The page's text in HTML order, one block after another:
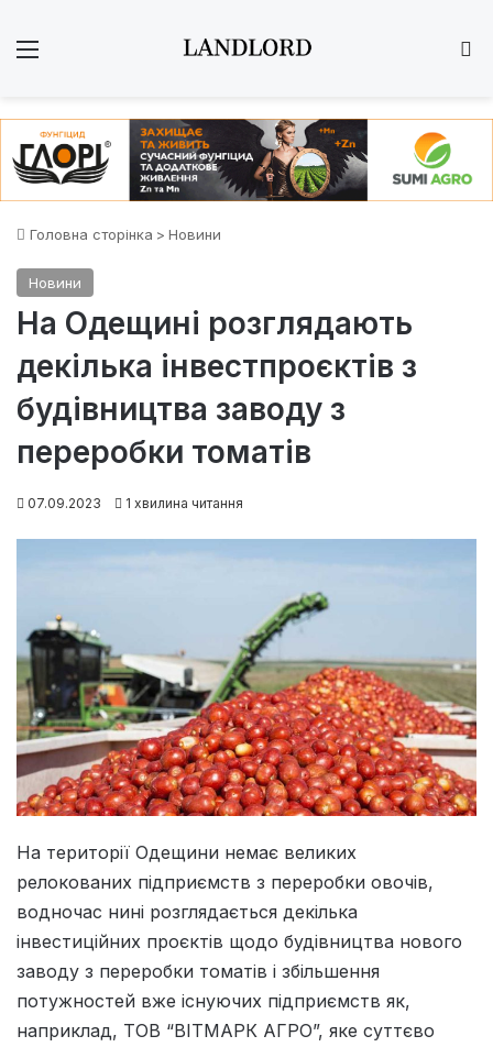
Головна сторінка > Новини
Новини
На Одещині розглядають
декілька інвестпроєктів з
будівництва заводу з
переробки томатів
07.09.2023 1 хвилина читання
На території Одещини немає великих
релокованих підприємств з переробки овочів,
водночас нині розглядається декілька
інвестиційних проєктів щодо будівництва нового
заводу з переробки томатів і збільшення
потужностей вже існуючих підприємств як,
наприклад, ТОВ “ВІТМАРК АГРО”, яке суттєво